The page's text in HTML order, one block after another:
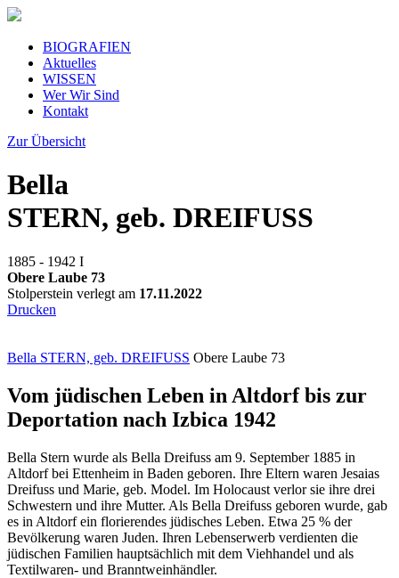
BIOGRAFIEN
Aktuelles
WISSEN
Wer Wir Sind
Kontakt
Zur Übersicht
Bella
STERN, geb. DREIFUSS
1885 - 1942 I
Obere Laube 73
Stolperstein verlegt am 17.11.2022
Drucken
Bella STERN, geb. DREIFUSS Obere Laube 73
Vom jüdischen Leben in Altdorf bis zur
Deportation nach Izbica 1942
Bella Stern wurde als Bella Dreifuss am 9. September 1885 in
Altdorf bei Ettenheim in Baden geboren. Ihre Eltern waren Jesaias
Dreifuss und Marie, geb. Model. Im Holocaust verlor sie ihre drei
Schwestern und ihre Mutter. Als Bella Dreifuss geboren wurde, gab
es in Altdorf ein florierendes jüdisches Leben. Etwa 25 % der
Bevölkerung waren Juden. Ihren Lebenserwerb verdienten die
jüdischen Familien hauptsächlich mit dem Viehhandel und als
Textilwaren- und Branntweinhändler.